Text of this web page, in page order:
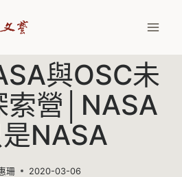
與OSC未
索營│NASA
NASA
珊 2020-03-06